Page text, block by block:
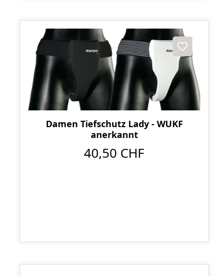
Damen Tiefschutz Lady - WUKF
anerkannt
40,50 CHF